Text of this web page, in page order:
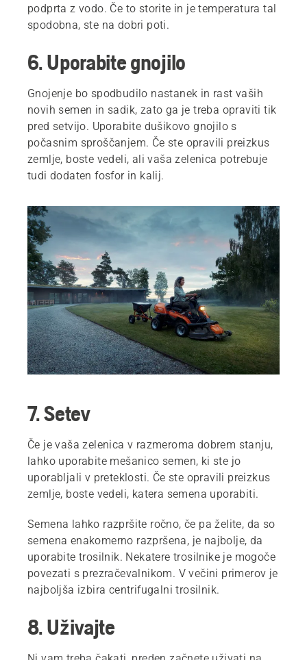
podprta z vodo. Če to storite in je temperatura tal
spodobna, ste na dobri poti.
6. Uporabite gnojilo
Gnojenje bo spodbudilo nastanek in rast vaših
novih semen in sadik, zato ga je treba opraviti tik
pred setvijo. Uporabite dušikovo gnojilo s
počasnim sproščanjem. Če ste opravili preizkus
zemlje, boste vedeli, ali vaša zelenica potrebuje
tudi dodaten fosfor in kalij.
7. Setev
Če je vaša zelenica v razmeroma dobrem stanju,
lahko uporabite mešanico semen, ki ste jo
uporabljali v preteklosti. Če ste opravili preizkus
zemlje, boste vedeli, katera semena uporabiti.
Semena lahko razpršite ročno, če pa želite, da so
semena enakomerno razpršena, je najbolje, da
uporabite trosilnik. Nekatere trosilnike je mogoče
povezati s prezračevalnikom. V večini primerov je
najboljša izbira centrifugalni trosilnik.
8. Uživajte